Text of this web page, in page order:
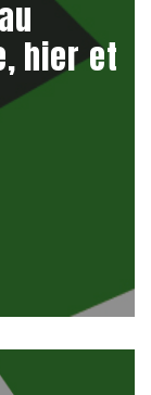
hier et